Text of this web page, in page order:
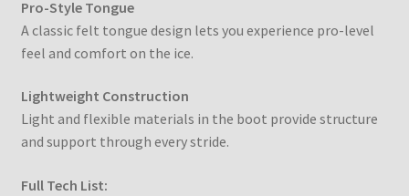
Pro-Style Tongue
A classic felt tongue design lets you experience pro-level
feel and comfort on the ice.
Lightweight Construction
Light and flexible materials in the boot provide structure
and support through every stride.
Full Tech List: